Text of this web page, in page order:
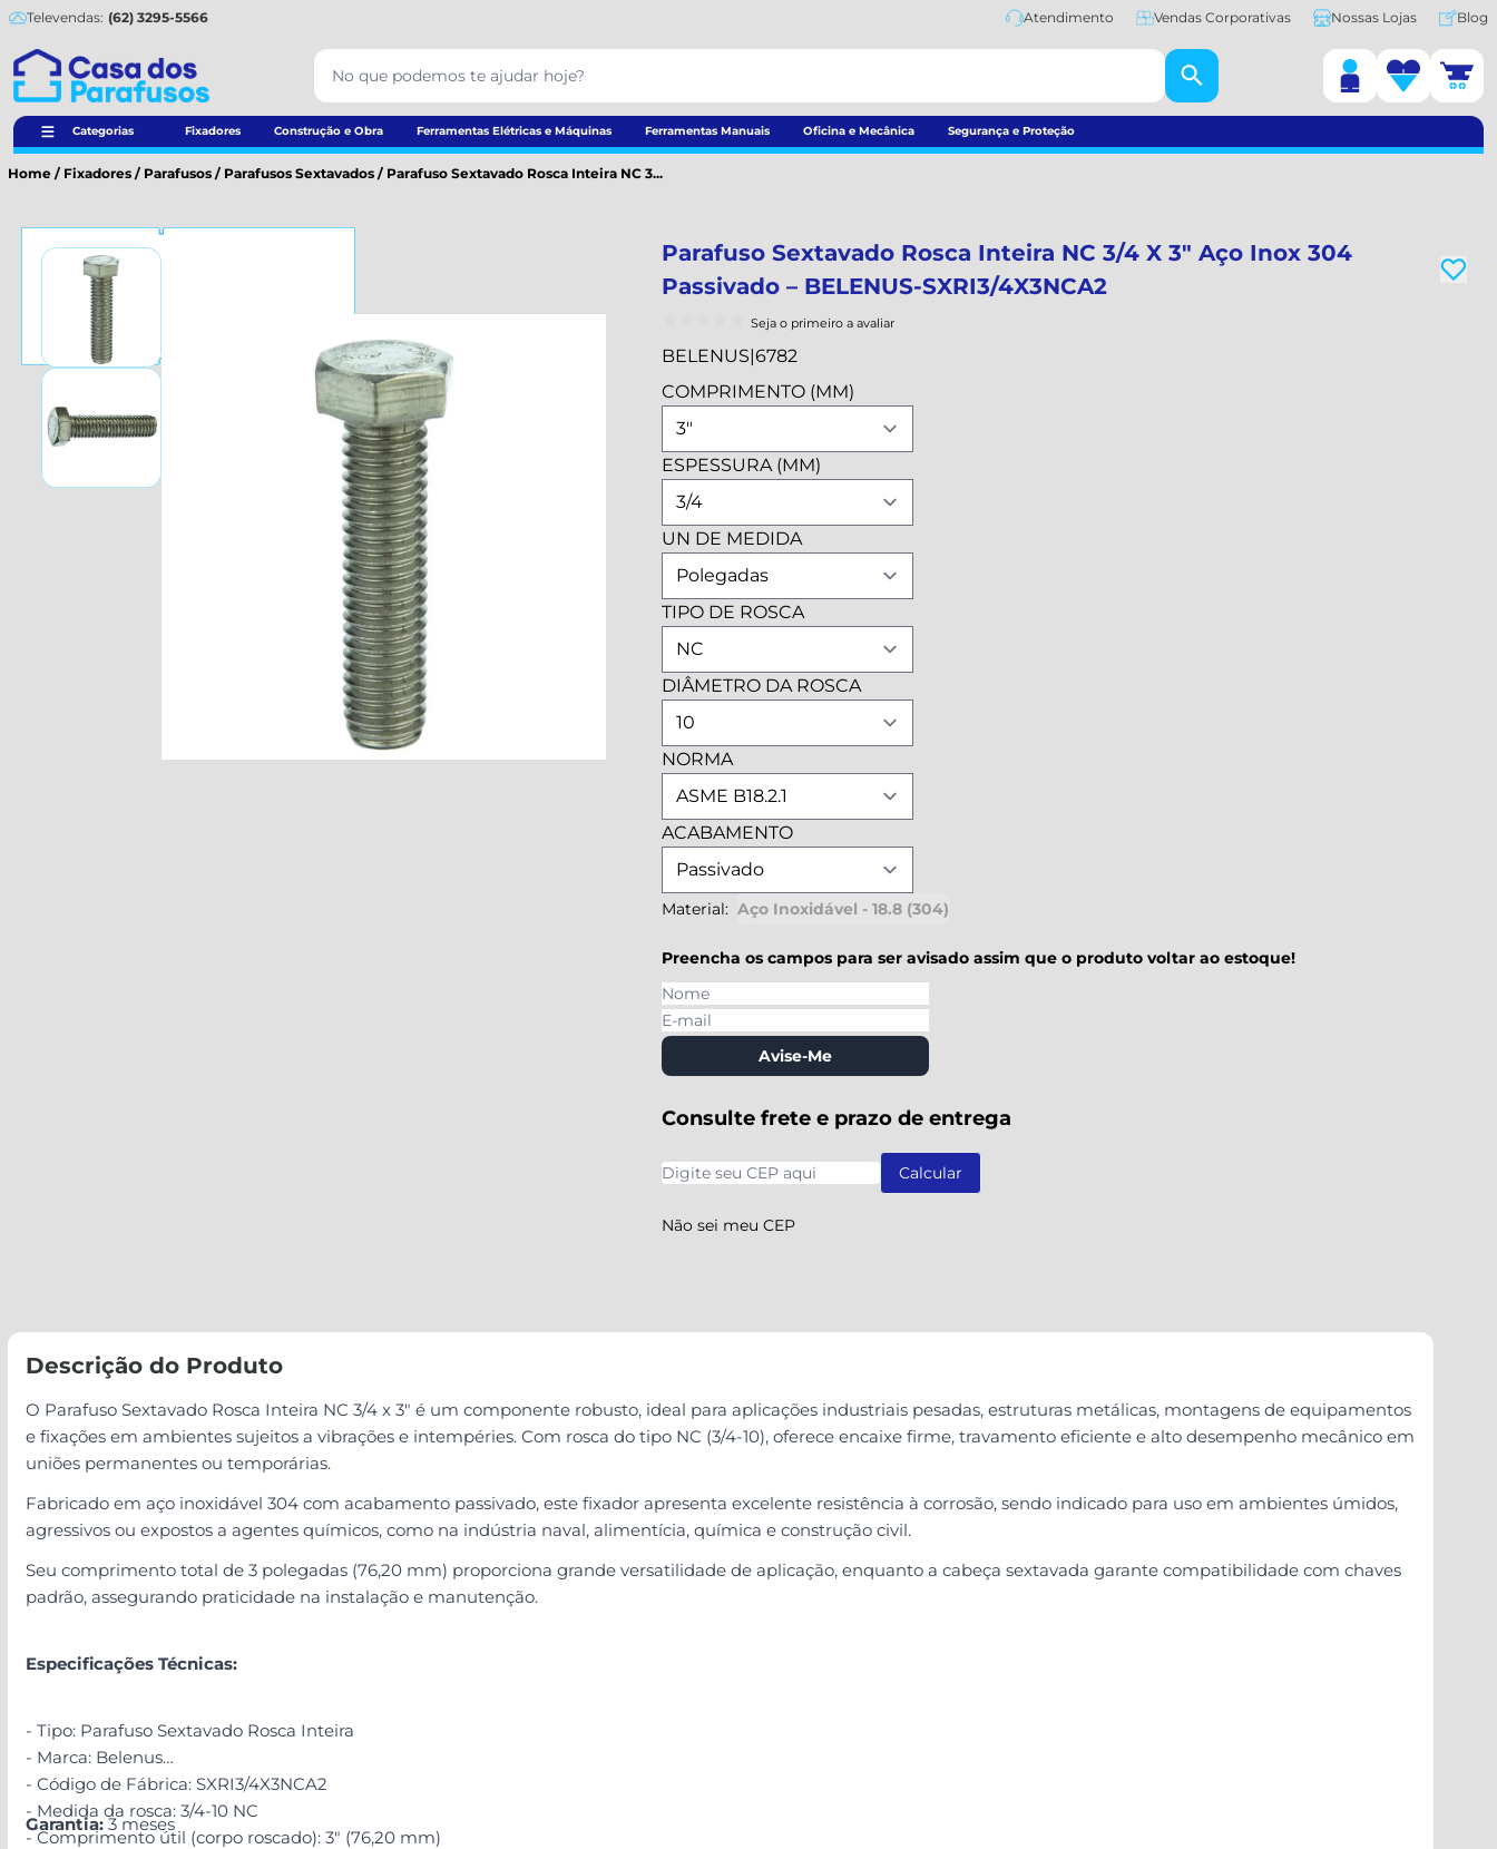
Televendas: (62) 3295-5566 Atendimento Vendas Corporativas Nossas Lojas Blog
Categorias Fixadores Construção e Obra Ferramentas Elétricas e Máquinas Ferramentas Manuais Oficina e Mecânica Segurança e Proteção
Home / Fixadores / Parafusos / Parafusos Sextavados / Parafuso Sextavado Rosca Inteira NC 3...
Parafuso Sextavado Rosca Inteira NC 3/4 X 3" Aço Inox 304
Passivado – BELENUS-SXRI3/4X3NCA2
Seja o primeiro a avaliar
BELENUS|6782
COMPRIMENTO (MM)
ESPESSURA (MM)
UN DE MEDIDA
TIPO DE ROSCA
DIÂMETRO DA ROSCA
NORMA
ACABAMENTO
Material: Aço Inoxidável - 18.8 (304)
Preencha os campos para ser avisado assim que o produto voltar ao estoque!
Avise-Me
Consulte frete e prazo de entrega
Não sei meu CEP
Descrição do Produto
O Parafuso Sextavado Rosca Inteira NC 3/4 x 3" é um componente robusto, ideal para aplicações industriais pesadas, estruturas metálicas, montagens de equipamentos
e fixações em ambientes sujeitos a vibrações e intempéries. Com rosca do tipo NC (3/4-10), oferece encaixe firme, travamento eficiente e alto desempenho mecânico em
uniões permanentes ou temporárias.
Fabricado em aço inoxidável 304 com acabamento passivado, este fixador apresenta excelente resistência à corrosão, sendo indicado para uso em ambientes úmidos,
agressivos ou expostos a agentes químicos, como na indústria naval, alimentícia, química e construção civil.
Seu comprimento total de 3 polegadas (76,20 mm) proporciona grande versatilidade de aplicação, enquanto a cabeça sextavada garante compatibilidade com chaves
padrão, assegurando praticidade na instalação e manutenção.
Especificações Técnicas:
- Tipo: Parafuso Sextavado Rosca Inteira
- Marca: Belenus
- Código de Fábrica: SXRI3/4X3NCA2
- Medida da rosca: 3/4-10 NC
- Comprimento útil (corpo roscado): 3" (76,20 mm)
Garantia:3 meses